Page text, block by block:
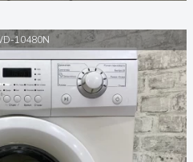
10480N